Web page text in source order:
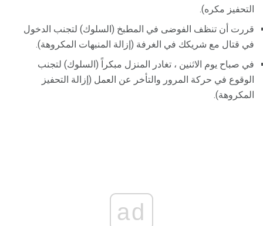
التحفيز مكره).
قررت أن تنظف الفوضى في المطبخ (السلوك) لتجنب الدخول
في قتال مع شريكك في الغرفة (إزالة المنبهات المكروهة).
في صباح يوم الاثنين ، تغادر المنزل مبكراً (السلوك) لتجنب
الوقوع في حركة المرور والتأخر عن العمل (إزالة التحفيز
المكروهة).
ad